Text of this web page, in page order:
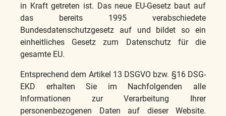
in Kraft getreten ist. Das neue EU-Gesetz baut auf
das bereits 1995 verabschiedete
Bundesdatenschutzgesetz auf und bildet so ein
einheitliches Gesetz zum Datenschutz für die
gesamte EU.
Entsprechend dem Artikel 13 DSGVO bzw. §16 DSG-
EKD erhalten Sie im Nachfolgenden alle
Informationen zur Verarbeitung Ihrer
personenbezogenen Daten auf dieser Website.